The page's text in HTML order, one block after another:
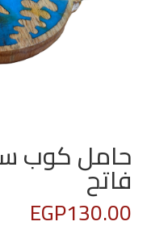
حامل كوب
فاتح
EGP130.00